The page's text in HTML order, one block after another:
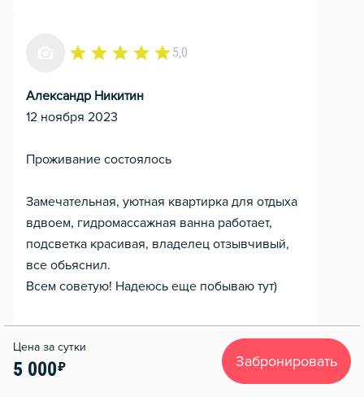
5,0
Александр Никитин
12 ноября 2023
Проживание состоялось
Замечательная, уютная квартирка для отдыха
вдвоем, гидромассажная ванна работает,
подсветка красивая, владелец отзывчивый,
все обьяснил.
Всем советую! Надеюсь еще побываю тут)
5 000 Забронировать